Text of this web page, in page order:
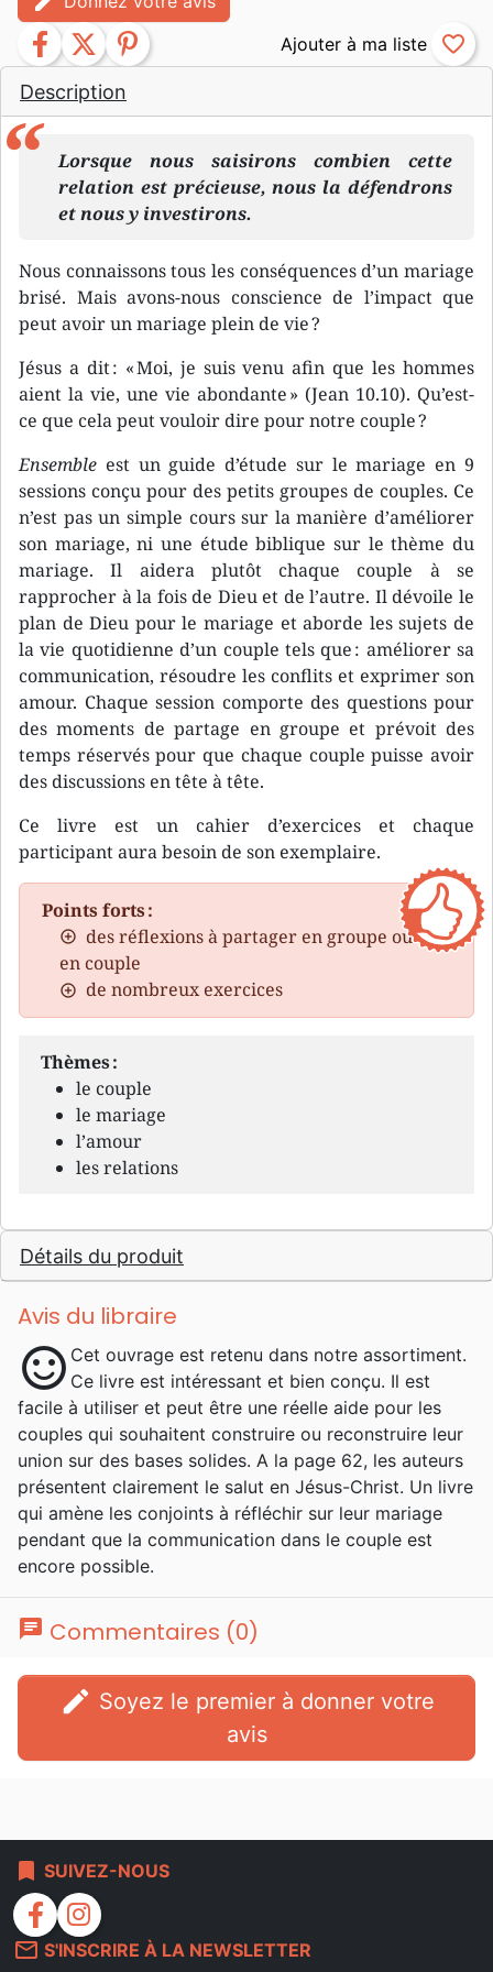
Description
Lorsque nous saisirons combien cette
relation est précieuse, nous la défendrons
et nous y investirons.
Nous connaissons tous les conséquences d’un mariage
brisé. Mais avons-nous conscience de l’impact que
peut avoir un mariage plein de vie ?
Jésus a dit : « Moi, je suis venu afin que les hommes
aient la vie, une vie abondante » (Jean 10.10). Qu’est-
ce que cela peut vouloir dire pour notre couple ?
Ensemble est un guide d’étude sur le mariage en 9
sessions conçu pour des petits groupes de couples. Ce
n’est pas un simple cours sur la manière d’améliorer
son mariage, ni une étude biblique sur le thème du
mariage. Il aidera plutôt chaque couple à se
rapprocher à la fois de Dieu et de l’autre. Il dévoile le
plan de Dieu pour le mariage et aborde les sujets de
la vie quotidienne d’un couple tels que : améliorer sa
communication, résoudre les conflits et exprimer son
amour. Chaque session comporte des questions pour
des moments de partage en groupe et prévoit des
temps réservés pour que chaque couple puisse avoir
des discussions en tête à tête.
Ce livre est un cahier d’exercices et chaque
participant aura besoin de son exemplaire.
Points forts :
des réflexions à partager en groupe ou
en couple
de nombreux exercices
Thèmes :
le couple
le mariage
l’amour
les relations
Détails du produit
Avis du libraire
sentiment_satisfied Cet ouvrage est retenu dans notre assortiment.
Ce livre est intéressant et bien conçu. Il est
facile à utiliser et peut être une réelle aide pour les
couples qui souhaitent construire ou reconstruire leur
union sur des bases solides. A la page 62, les auteurs
présentent clairement le salut en Jésus-Christ. Un livre
qui amène les conjoints à réfléchir sur leur mariage
pendant que la communication dans le couple est
encore possible.
facebook twitter pinterest favorite_border
chat Commentaires (0)
edit
avis
bookmark SUIVEZ-NOUS
facebook
instagram
mail_outline S'INSCRIRE À LA NEWSLETTER